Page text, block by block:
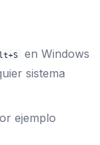
en Windows
sistema
ejemplo